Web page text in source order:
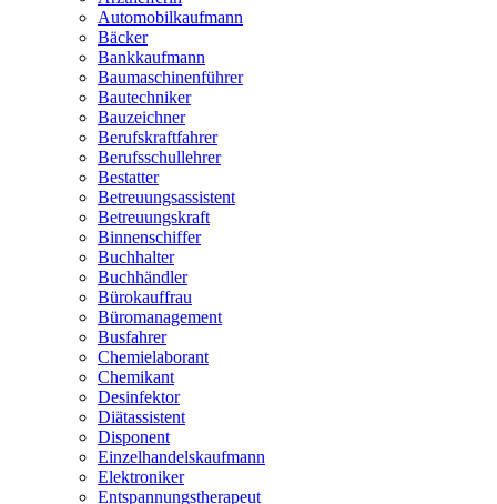
Automobilkaufmann
Bäcker
Bankkaufmann
Baumaschinenführer
Bautechniker
Bauzeichner
Berufskraftfahrer
Berufsschullehrer
Bestatter
Betreuungsassistent
Betreuungskraft
Binnenschiffer
Buchhalter
Buchhändler
Bürokauffrau
Büromanagement
Busfahrer
Chemielaborant
Chemikant
Desinfektor
Diätassistent
Disponent
Einzelhandelskaufmann
Elektroniker
Entspannungstherapeut